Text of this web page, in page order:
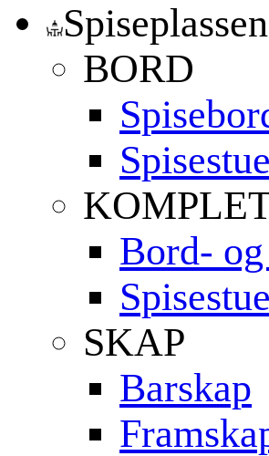
Spiseplassen
BORD
Bord-
Spisestue
SKAP
Barskap